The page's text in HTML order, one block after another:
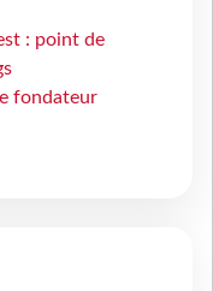
: point de
fondateur